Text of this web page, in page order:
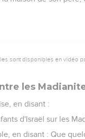
sont disponibles en vidéo
les
en disant :
d'Israël sur les
en disant : Que